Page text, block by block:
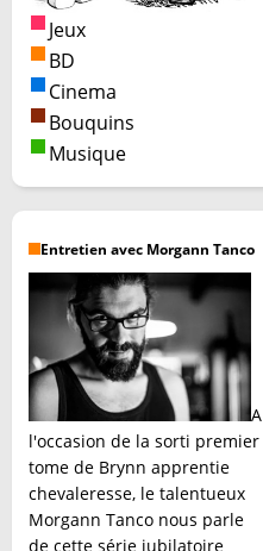
Jeux
BD
Cinema
Bouquins
Musique
Entretien avec Morgann Tanco
A
l'occasion de la sorti premier
tome de Brynn apprentie
chevaleresse, le talentueux
Morgann Tanco nous parle
de cette série jubilatoire